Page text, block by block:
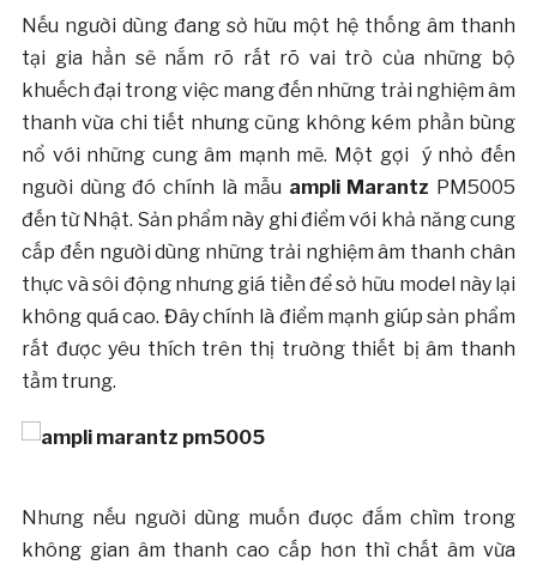
Nếu người dùng đang sở hữu một hệ thống âm thanh
tại gia hẳn sẽ nắm rõ rất rõ vai trò của những bộ
khuếch đại trong việc mang đến những trải nghiệm âm
thanh vừa chi tiết nhưng cũng không kém phần bùng
nổ với những cung âm mạnh mẽ. Một gợi ý nhỏ đến
người dùng đó chính là mẫu ampli Marantz PM5005
đến từ Nhật. Sản phẩm này ghi điểm với khả năng cung
cấp đến người dùng những trải nghiệm âm thanh chân
thực và sôi động nhưng giá tiền để sở hữu model này lại
không quá cao. Đây chính là điểm mạnh giúp sản phẩm
rất được yêu thích trên thị trường thiết bị âm thanh
tầm trung.
Nhưng nếu người dùng muốn được đắm chìm trong
không gian âm thanh cao cấp hơn thì chất âm vừa